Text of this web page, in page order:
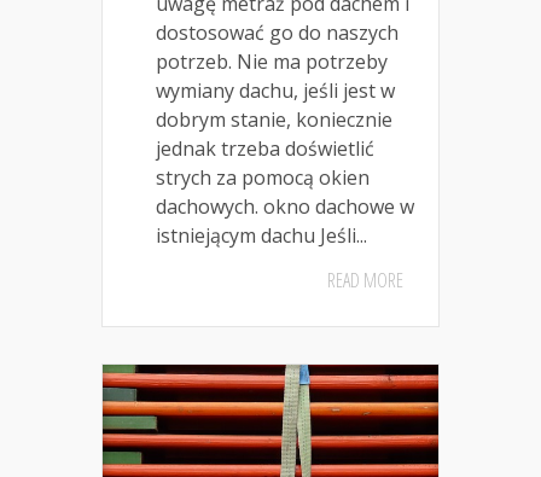
dostosować go do naszych
potrzeb. Nie ma potrzeby
wymiany dachu, jeśli jest w
dobrym stanie, koniecznie
jednak trzeba doświetlić
strych za pomocą okien
dachowych. okno dachowe w
istniejącym dachu Jeśli...
READ MORE